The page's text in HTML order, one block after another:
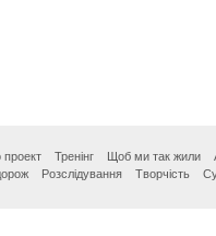
проект Тренінг Щоб ми так жили
Розслідування Творчість